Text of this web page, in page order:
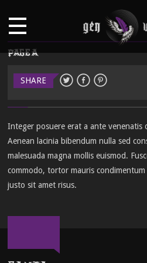
PAGE A
SHARE
Integer posuere erat a ante venenatis
Aenean lacinia bibendum nulla sed
malesuada magna mollis euismod.
commodo, tortor mauris
justo sit amet risus.